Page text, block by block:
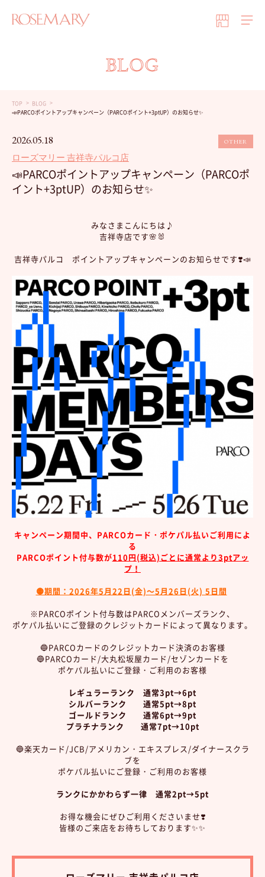
BLOG
TOP
BLOG
📣PARCOポイントアップキャンペーン（PARCOポイント+3ptUP）のお知らせ✨
2026.05.18
ローズマリー 吉祥寺パルコ店
OTHER
📣PARCOポイントアップキャンペーン（PARCOポ
イント+3ptUP）のお知らせ✨
みなさまこんにちは♪
吉祥寺店です🌸🐰
吉祥寺パルコ ポイントアップキャンペーンのお知らせです❣️📣
キャンペーン期間中、PARCOカード・ポケパル払いご利用によ
る
PARCOポイント付与数が110円(税込)ごとに通常より3ptアッ
プ！
🟡期間：2026年5月22日(金)～5月26日(火) 5日間
※PARCOポイント付与数はPARCOメンバーズランク、
ポケパル払いにご登録のクレジットカードによって異なります。
🔵PARCOカードのクレジットカード決済のお客様
🔵PARCOカード/大丸松坂屋カード/セゾンカードを
ポケパル払いにご登録・ご利用のお客様
レギュラーランク 通常3pt→6pt
シルバーランク 通常5pt→8pt
ゴールドランク 通常6pt→9pt
プラチナランク 通常7pt→10pt
🔵楽天カード/JCB/アメリカン・エキスプレス/ダイナースクラ
ブを
ポケパル払いにご登録・ご利用のお客様
ランクにかかわらず一律 通常2pt→5pt
お得な機会にぜひご利用くださいませ❣️
皆様のご来店をお待ちしております✨✨